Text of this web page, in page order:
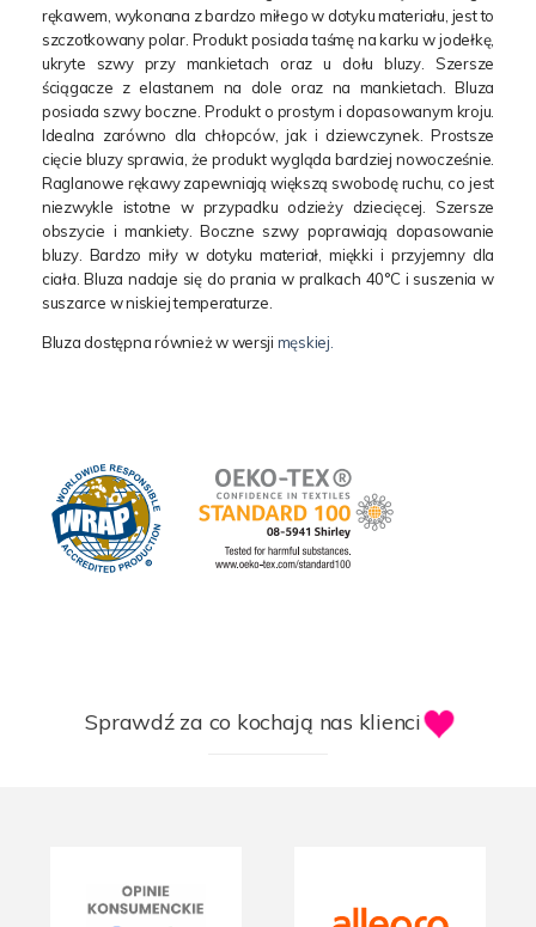
rękawem, wykonana z bardzo miłego w dotyku materiału, jest to
szczotkowany polar. Produkt posiada taśmę na karku w jodełkę,
ukryte szwy przy mankietach oraz u dołu bluzy. Szersze
ściągacze z elastanem na dole oraz na mankietach. Bluza
posiada szwy boczne. Produkt o prostym i dopasowanym kroju.
Idealna zarówno dla chłopców, jak i dziewczynek. Prostsze
cięcie bluzy sprawia, że produkt wygląda bardziej nowocześnie.
Raglanowe rękawy zapewniają większą swobodę ruchu, co jest
niezwykle istotne w przypadku odzieży dziecięcej. Szersze
obszycie i mankiety. Boczne szwy poprawiają dopasowanie
bluzy. Bardzo miły w dotyku materiał, miękki i przyjemny dla
ciała. Bluza nadaje się do prania w pralkach 40°C i suszenia w
suszarce w niskiej temperaturze.
Bluza dostępna również w wersji męskiej.
Sprawdź za co kochają nas klienci